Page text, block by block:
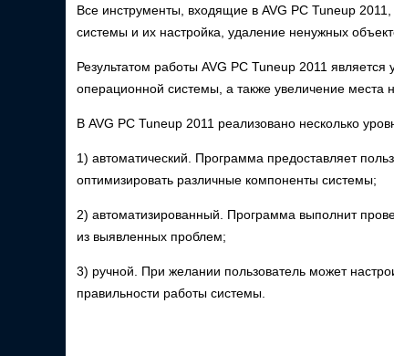
Все инструменты, входящие в AVG PC Tuneup
системы и их настройка, удаление ненужных
Результатом работы AVG PC Tuneup 2011
операционной системы, а также увеличение места
В AVG PC Tuneup 2011 реализовано несколько
1) автоматический. Программа предоставляет
оптимизировать различные компоненты системы;
2) автоматизированный. Программа выполнит
из выявленных проблем;
3) ручной. При желании пользователь может
правильности работы системы.